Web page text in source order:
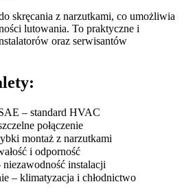
skręcania z narzutkami, co umożliwia
lutowania. To praktyczne i
oraz serwisantów
– standard HVAC
połączenie
montaż z narzutkami
i odporność
instalacji
– klimatyzacja i chłodnictwo